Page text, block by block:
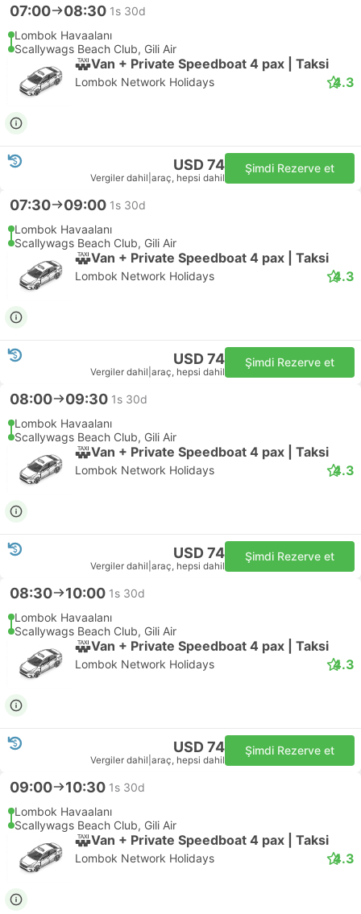
07:00 08:30 1s 30d
Lombok Havaalanı
Scallywags Beach Club, Gili Air
Van + Private Speedboat 4 pax | Taksi
Lombok Network Holidays 4.3
USD 74
Vergiler dahil araç, hepsi dahil
Şimdi Rezerve et
07:30 09:00 1s 30d
Lombok Havaalanı
Scallywags Beach Club, Gili Air
Van + Private Speedboat 4 pax | Taksi
Lombok Network Holidays 4.3
USD 74
Vergiler dahil araç, hepsi dahil
Şimdi Rezerve et
08:00 09:30 1s 30d
Lombok Havaalanı
Scallywags Beach Club, Gili Air
Van + Private Speedboat 4 pax | Taksi
Lombok Network Holidays 4.3
USD 74
Vergiler dahil araç, hepsi dahil
Şimdi Rezerve et
08:30 10:00 1s 30d
Lombok Havaalanı
Scallywags Beach Club, Gili Air
Van + Private Speedboat 4 pax | Taksi
Lombok Network Holidays 4.3
USD 74
Vergiler dahil araç, hepsi dahil
Şimdi Rezerve et
09:00 10:30 1s 30d
Lombok Havaalanı
Scallywags Beach Club, Gili Air
Van + Private Speedboat 4 pax | Taksi
Lombok Network Holidays 4.3